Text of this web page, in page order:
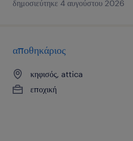
δημοσιεύτηκε 4 αυγούστου 2026
αποθηκάριος
κηφισός, attica
εποχική